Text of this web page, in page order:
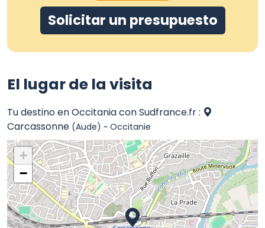
Solicitar un presupuesto
El lugar de la visita
Tu destino en Occitania con Sudfrance.fr :
Carcassonne (Aude) ~ Occitanie
+
−